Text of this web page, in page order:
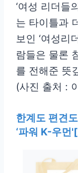
‘여성 리더들
는 타이틀과
보인 ‘여성리
람들은 물론
를 전해준 뜻
(사진 출처 :
한계도 편견
‘파워 K-우